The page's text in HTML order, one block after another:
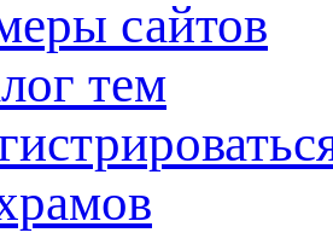
сайтов
тем